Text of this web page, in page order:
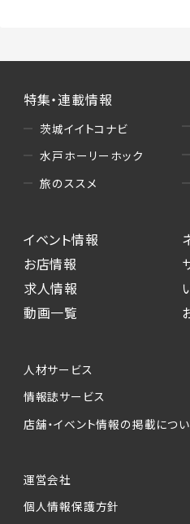
特集・連載情報
茨城イイトコナビ
水戸ホーリーホック
旅のススメ
イベント情報
お店情報
求人情報
動画一覧
人材サービス
情報誌サービス
店舗・イベント情報の掲載につ
運営会社
個人情報保護方針